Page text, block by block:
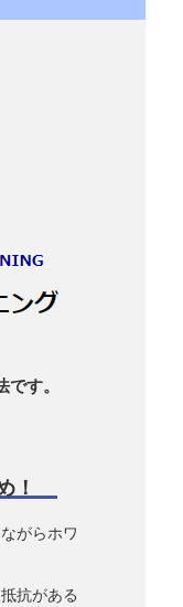
す。
！
がらホワ
抗がある